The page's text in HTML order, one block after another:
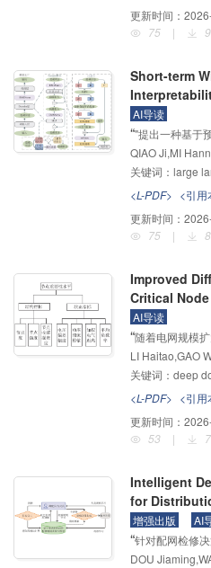
向、纵向与联邦
率、隐私安全与
更新时间：
75
|
Short-term
trained
AI导读
“"提出一种基于
法，并基于
因"，介绍了其
展，研究团队探
了Decoder-only
重挑战提供解决
关键词： large
<L-PDF> <引用
更新时间：
75
|
Improved
Critical
AI导读
“随着电网规模
构与运行状态日
网安全分析的重
度双Q网络的关
综合状态空间、
杂电力系统的脆
LI Haitao,GAO
关键词： deep double Q-
<L-PDF> <引用
更新时间：
53
|
Intelligent
for
Based on
Retrieval-
Large
增强出版 AI
“针对配网检修
识储备不足、易